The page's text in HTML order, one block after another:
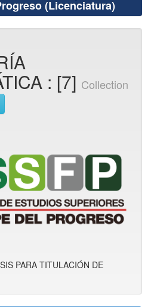
(Licenciatura)
: [7] Collection
PARA TITULACIÓN DE